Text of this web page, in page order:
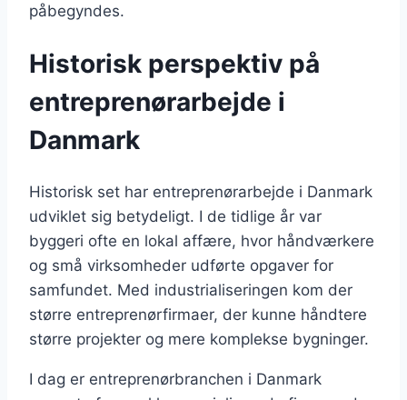
påbegyndes.
Historisk perspektiv på
entreprenørarbejde i
Danmark
Historisk set har entreprenørarbejde i Danmark
udviklet sig betydeligt. I de tidlige år var
byggeri ofte en lokal affære, hvor håndværkere
og små virksomheder udførte opgaver for
samfundet. Med industrialiseringen kom der
større entreprenørfirmaer, der kunne håndtere
større projekter og mere komplekse bygninger.
I dag er entreprenørbranchen i Danmark